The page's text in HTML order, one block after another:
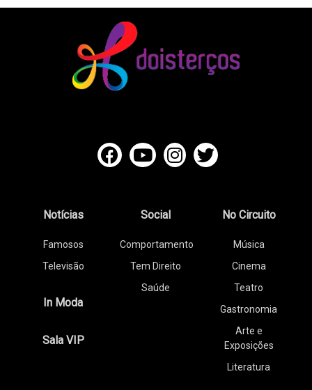
Notícias
Famosos
Televisão
In Moda
Sala VIP
Social
Comportamento
Tem Direito
Saúde
No Circuito
Música
Cinema
Teatro
Gastronomia
Arte e
Exposições
Literatura